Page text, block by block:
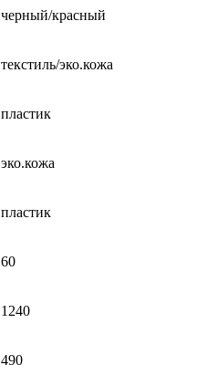
черный/красный
текстиль/эко.кожа
пластик
эко.кожа
пластик
60
1240
490